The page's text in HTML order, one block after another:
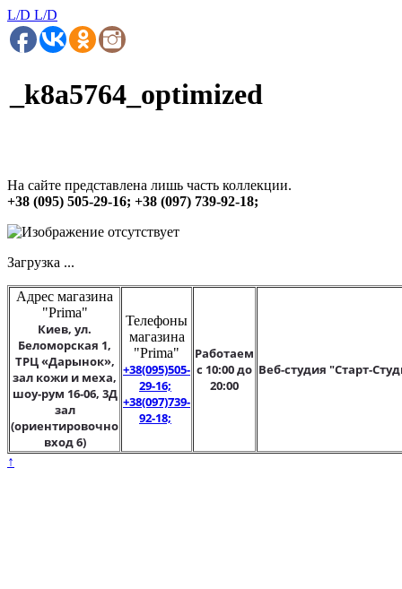
L/D L/D
_k8a5764_optimized
На сайте представлена лишь часть коллекции.
+38 (095) 505-29-16; +38 (097) 739-92-18;
Загрузка ...
Адрес магазина
"Prima"
Киев, ул.
Беломорская 1,
ТРЦ «Дарынок»,
зал кожи и меха,
шоу-рум 16-06, 3Д
зал
(ориентировочно
вход 6)
Телефоны
магазина
"Prima"
+38(095)505-
29-16;
+38(097)739-
92-18;
Работаем
с 10:00 до
20:00
Веб-студия "Старт-
↑